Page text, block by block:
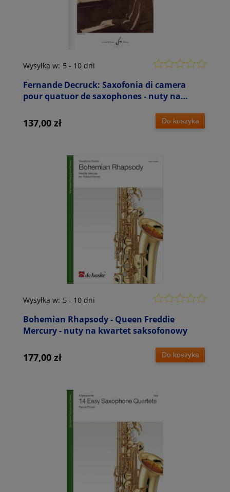
Fernande Decruck: Saxofonia di camera
pour quatuor de saxophones - nuty na
Wysyłka w: 5 - 10 dni
137,00 zł Do koszyka
Bohemian Rhapsody - Queen Freddie
Mercury - nuty na kwartet saksofonowy
Wysyłka w: 5 - 10 dni
177,00 zł Do koszyka